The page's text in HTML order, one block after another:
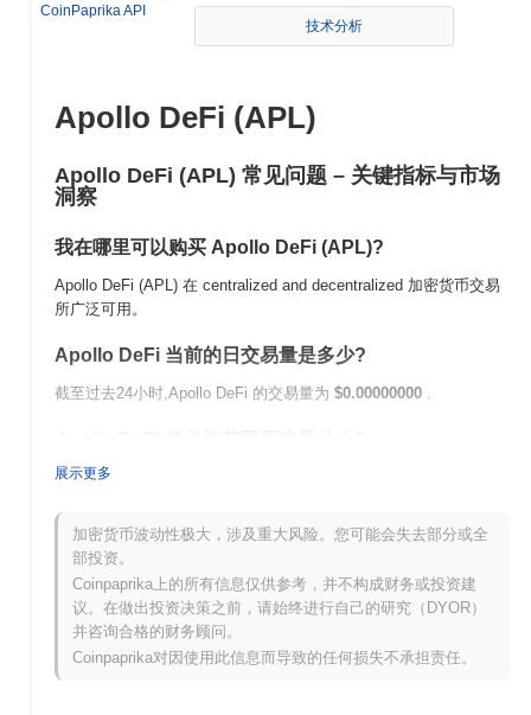
CoinPaprika API
技术分析
Apollo DeFi (APL)
Apollo DeFi (APL) 常见问题 – 关键指标与市场
洞察
我在哪里可以购买 Apollo DeFi (APL)?
Apollo DeFi (APL) 在 centralized and decentralized 加密货币交易
所广泛可用。
Apollo DeFi 当前的日交易量是多少?
截至过去24小时,Apollo DeFi 的交易量为 $0.00000000 .
历史最高价(ATH):
Apollo DeFi 目前的交易价格低于其ATH
与更广泛的加密市场相比,Apollo DeFi 的表现如何?
在过去7天里,Apollo DeFi 上涨了
下跌了0.69%。这表明相对于更广泛的市场势头,APL 的价格走势
表现强劲。
展示更多
加密货币波动性极大，涉及重大风险。您可能会失去部分或全
部投资。
Coinpaprika上的所有信息仅供参考，并不构成财务或投资建
议。在做出投资决策之前，请始终进行自己的研究（DYOR）
并咨询合格的财务顾问。
Coinpaprika对因使用此信息而导致的任何损失不承担责任。